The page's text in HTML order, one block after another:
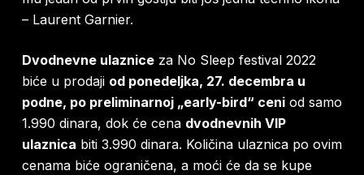
– Laurent Garnier.
Dvodnevne ulazniceza No Sleep festival 2022
biće u prodaji od ponedeljka, 27. decembra u
podne, po preliminarnoj „early-bird“ ceniod samo
1.990 dinara, dok će cena dvodnevnih VIP
ulaznica biti 3.990 dinara. Količina ulaznica po ovim
cenama biće ograničena, a moći će da se kupe